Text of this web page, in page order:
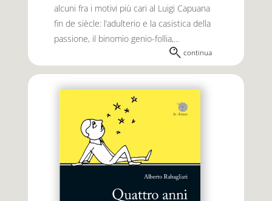
alcuni fra i motivi più cari al Luigi Capuana
fin de siècle: l’adulterio e la casistica della
passione, il binomio genio-follia,...
continua